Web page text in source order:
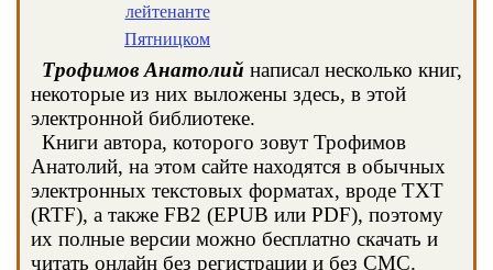
лейтенанте
Пятницком
Трофимов Анатолий написал несколько книг,
некоторые из них выложены здесь, в этой
электронной библиотеке.
Книги автора, которого зовут Трофимов
Анатолий, на этом сайте находятся в обычных
электронных текстовых форматах, вроде TXT
(RTF), а также FB2 (EPUB или PDF), поэтому
их полные версии можно бесплатно скачать и
читать онлайн без регистрации и без СМС.